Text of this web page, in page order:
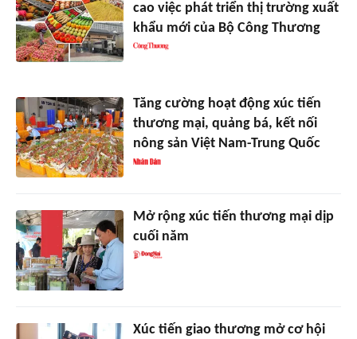
cao việc phát triển thị trường xuất
khẩu mới của Bộ Công Thương
Tăng cường hoạt động xúc tiến
thương mại, quảng bá, kết nối
nông sản Việt Nam-Trung Quốc
Mở rộng xúc tiến thương mại dịp
cuối năm
Xúc tiến giao thương mở cơ hội